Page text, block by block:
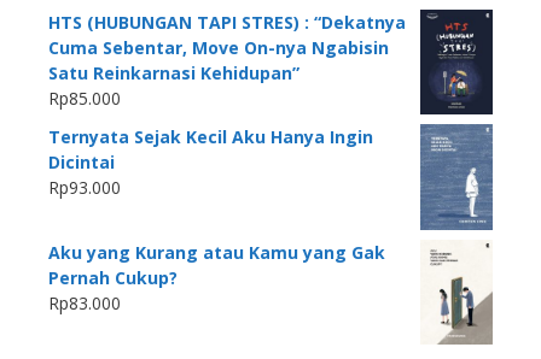
HTS (HUBUNGAN TAPI STRES) : “Dekatnya
Cuma Sebentar, Move On-nya Ngabisin
Satu Reinkarnasi Kehidupan”
Rp85.000
Ternyata Sejak Kecil Aku Hanya Ingin
Dicintai
Rp93.000
Aku yang Kurang atau Kamu yang Gak
Pernah Cukup?
Rp83.000